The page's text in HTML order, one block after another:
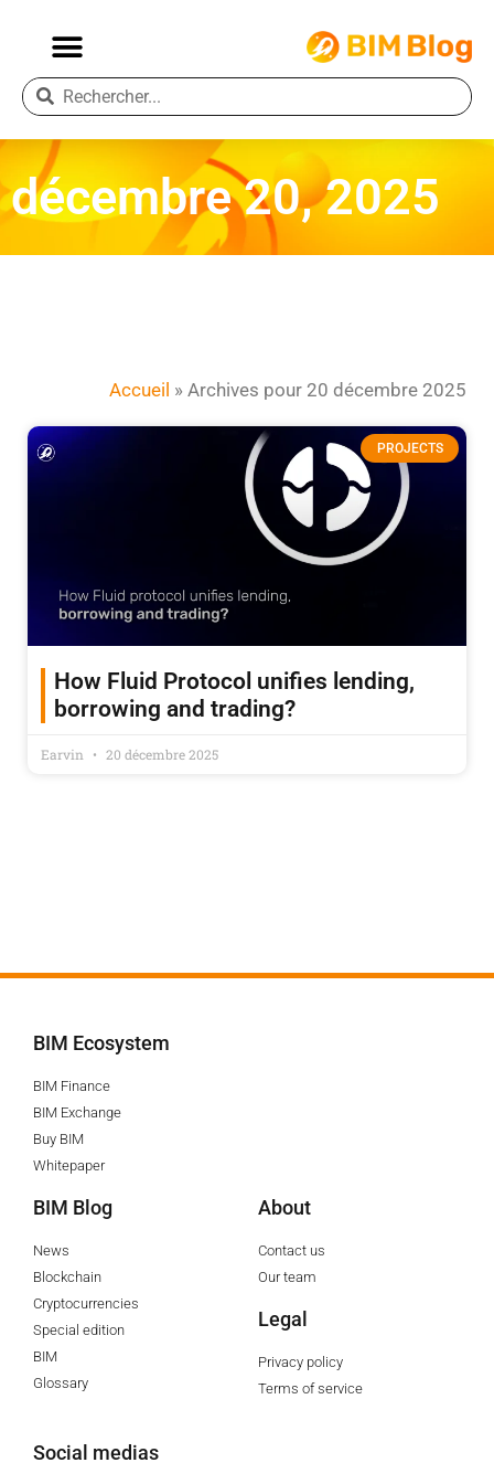
décembre 20, 2025
Accueil » Archives pour 20 décembre 2025
PROJECTS
How Fluid Protocol unifies lending,
borrowing and trading?
Earvin 20 décembre 2025
BIM Ecosystem
BIM Finance
BIM Exchange
Buy BIM
Whitepaper
BIM Blog
News
Blockchain
Cryptocurrencies
Special edition
BIM
Glossary
About
Contact us
Our team
Legal
Privacy policy
Terms of service
Social medias